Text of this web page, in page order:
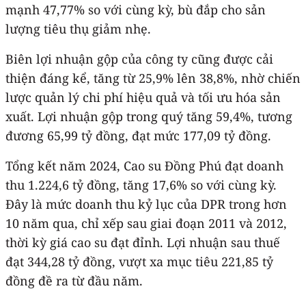
mạnh 47,77% so với cùng kỳ, bù đắp cho sản
lượng tiêu thụ giảm nhẹ.
Biên lợi nhuận gộp của công ty cũng được cải
thiện đáng kể, tăng từ 25,9% lên 38,8%, nhờ chiến
lược quản lý chi phí hiệu quả và tối ưu hóa sản
xuất. Lợi nhuận gộp trong quý tăng 59,4%, tương
đương 65,99 tỷ đồng, đạt mức 177,09 tỷ đồng.
Tổng kết năm 2024, Cao su Đồng Phú đạt doanh
thu 1.224,6 tỷ đồng, tăng 17,6% so với cùng kỳ.
Đây là mức doanh thu kỷ lục của DPR trong hơn
10 năm qua, chỉ xếp sau giai đoạn 2011 và 2012,
thời kỳ giá cao su đạt đỉnh. Lợi nhuận sau thuế
đạt 344,28 tỷ đồng, vượt xa mục tiêu 221,85 tỷ
đồng đề ra từ đầu năm.